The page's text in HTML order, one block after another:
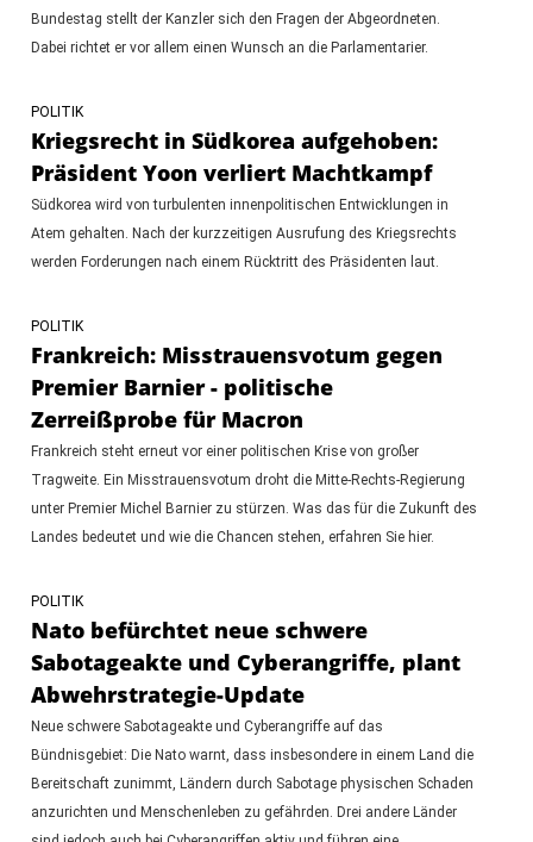
Bundestag stellt der Kanzler sich den Fragen der Abgeordneten.
Dabei richtet er vor allem einen Wunsch an die Parlamentarier.
POLITIK
Kriegsrecht in Südkorea aufgehoben:
Präsident Yoon verliert Machtkampf
Südkorea wird von turbulenten innenpolitischen Entwicklungen in
Atem gehalten. Nach der kurzzeitigen Ausrufung des Kriegsrechts
werden Forderungen nach einem Rücktritt des Präsidenten laut.
POLITIK
Frankreich: Misstrauensvotum gegen
Premier Barnier - politische
Zerreißprobe für Macron
Frankreich steht erneut vor einer politischen Krise von großer
Tragweite. Ein Misstrauensvotum droht die Mitte-Rechts-Regierung
unter Premier Michel Barnier zu stürzen. Was das für die Zukunft des
Landes bedeutet und wie die Chancen stehen, erfahren Sie hier.
POLITIK
Nato befürchtet neue schwere
Sabotageakte und Cyberangriffe, plant
Abwehrstrategie-Update
Neue schwere Sabotageakte und Cyberangriffe auf das
Bündnisgebiet: Die Nato warnt, dass insbesondere in einem Land die
Bereitschaft zunimmt, Ländern durch Sabotage physischen Schaden
anzurichten und Menschenleben zu gefährden. Drei andere Länder